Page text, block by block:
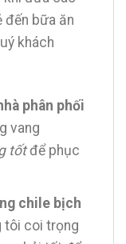
đến bữa ăn
khách
phân phối
vang
tốtđể phục
chile bịch
tôi coi trọng